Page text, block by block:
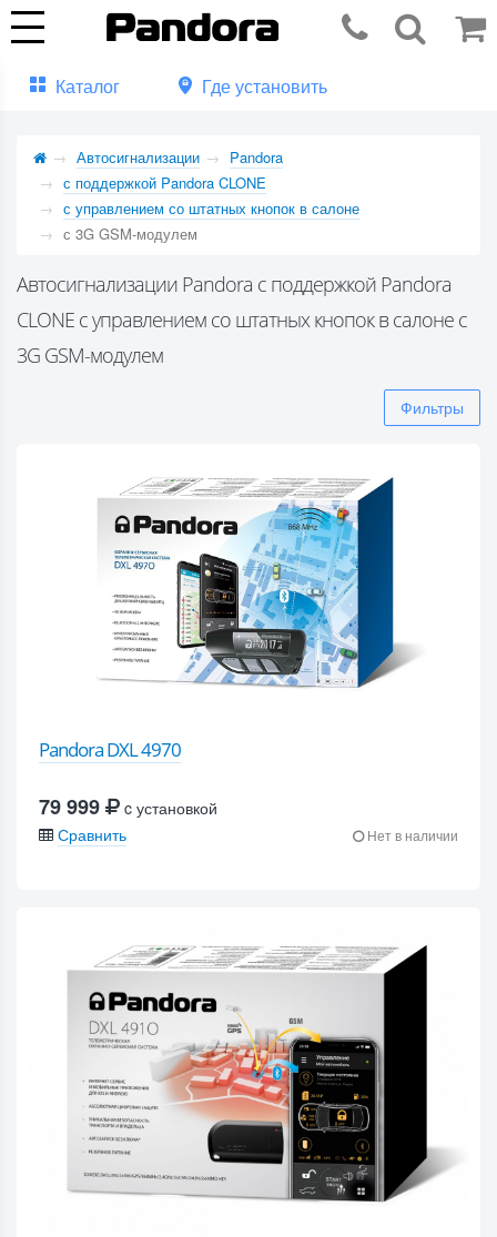
Каталог Где установить
Автосигнализации
Pandora
с поддержкой Pandora CLONE
с управлением со штатных кнопок в салоне
с 3G GSM-модулем
Автосигнализации Pandora с поддержкой Pandora
CLONE с управлением со штатных кнопок в салоне с
3G GSM-модулем
Фильтры
Pandora DXL 4970
79 999
c установкой
Сравнить
Нет в наличии